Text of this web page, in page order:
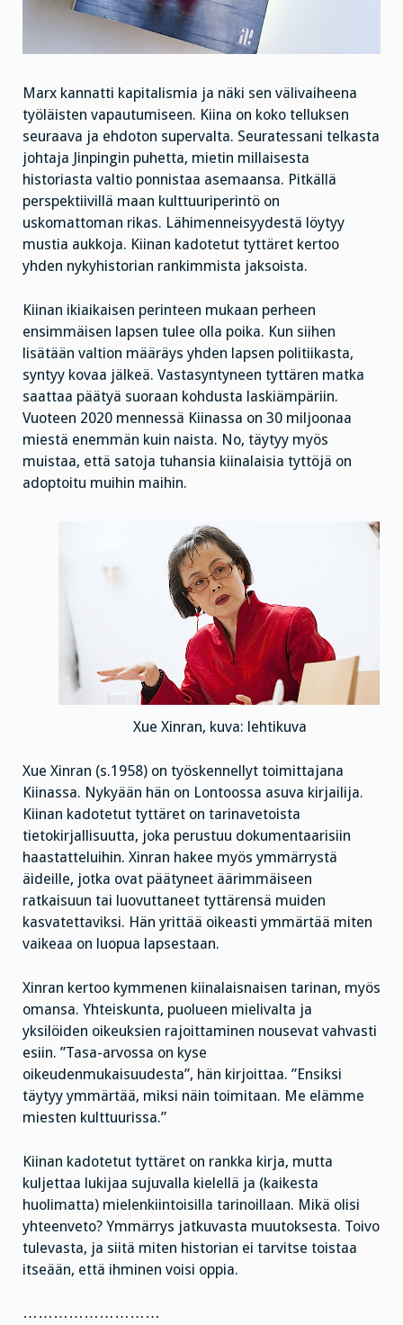
Marx kannatti kapitalismia ja näki sen välivaiheena
työläisten vapautumiseen. Kiina on koko telluksen
seuraava ja ehdoton supervalta. Seuratessani telkasta
johtaja Jinpingin puhetta, mietin millaisesta
historiasta valtio ponnistaa asemaansa. Pitkällä
perspektiivillä maan kulttuuriperintö on
uskomattoman rikas. Lähimenneisyydestä löytyy
mustia aukkoja. Kiinan kadotetut tyttäret kertoo
yhden nykyhistorian rankimmista jaksoista.
Kiinan ikiaikaisen perinteen mukaan perheen
ensimmäisen lapsen tulee olla poika. Kun siihen
lisätään valtion määräys yhden lapsen politiikasta,
syntyy kovaa jälkeä. Vastasyntyneen tyttären matka
saattaa päätyä suoraan kohdusta laskiämpäriin.
Vuoteen 2020 mennessä Kiinassa on 30 miljoonaa
miestä enemmän kuin naista. No, täytyy myös
muistaa, että satoja tuhansia kiinalaisia tyttöjä on
adoptoitu muihin maihin.
Xue Xinran, kuva: lehtikuva
Xue Xinran (s.1958) on työskennellyt toimittajana
Kiinassa. Nykyään hän on Lontoossa asuva kirjailija.
Kiinan kadotetut tyttäret on tarinavetoista
tietokirjallisuutta, joka perustuu dokumentaarisiin
haastatteluihin. Xinran hakee myös ymmärrystä
äideille, jotka ovat päätyneet äärimmäiseen
ratkaisuun tai luovuttaneet tyttärensä muiden
kasvatettaviksi. Hän yrittää oikeasti ymmärtää miten
vaikeaa on luopua lapsestaan.
Xinran kertoo kymmenen kiinalaisnaisen tarinan, myös
omansa. Yhteiskunta, puolueen mielivalta ja
yksilöiden oikeuksien rajoittaminen nousevat vahvasti
esiin. ”Tasa-arvossa on kyse
oikeudenmukaisuudesta”, hän kirjoittaa. ”Ensiksi
täytyy ymmärtää, miksi näin toimitaan. Me elämme
miesten kulttuurissa.”
Kiinan kadotetut tyttäret on rankka kirja, mutta
kuljettaa lukijaa sujuvalla kielellä ja (kaikesta
huolimatta) mielenkiintoisilla tarinoillaan. Mikä olisi
yhteenveto? Ymmärrys jatkuvasta muutoksesta. Toivo
tulevasta, ja siitä miten historian ei tarvitse toistaa
itseään, että ihminen voisi oppia.
………………………